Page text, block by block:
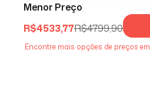
Menor Preço
R$4533,77R$4799,90
Encontre mais opções de preços